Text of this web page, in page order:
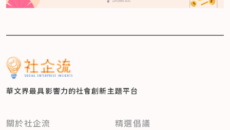
華文界最具影響力的社會創新主題平台
關於社企流 精選倡議